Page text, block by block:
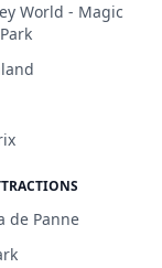
World - Magic
de Panne